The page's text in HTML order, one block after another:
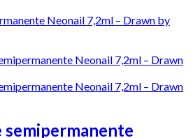
semipermanente